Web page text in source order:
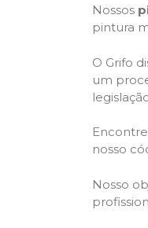
Nossos
pintura
O Grifo
um
nosso
Nosso